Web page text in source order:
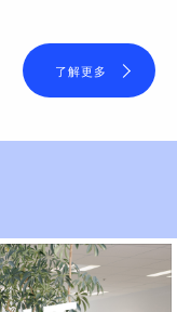
了解更多